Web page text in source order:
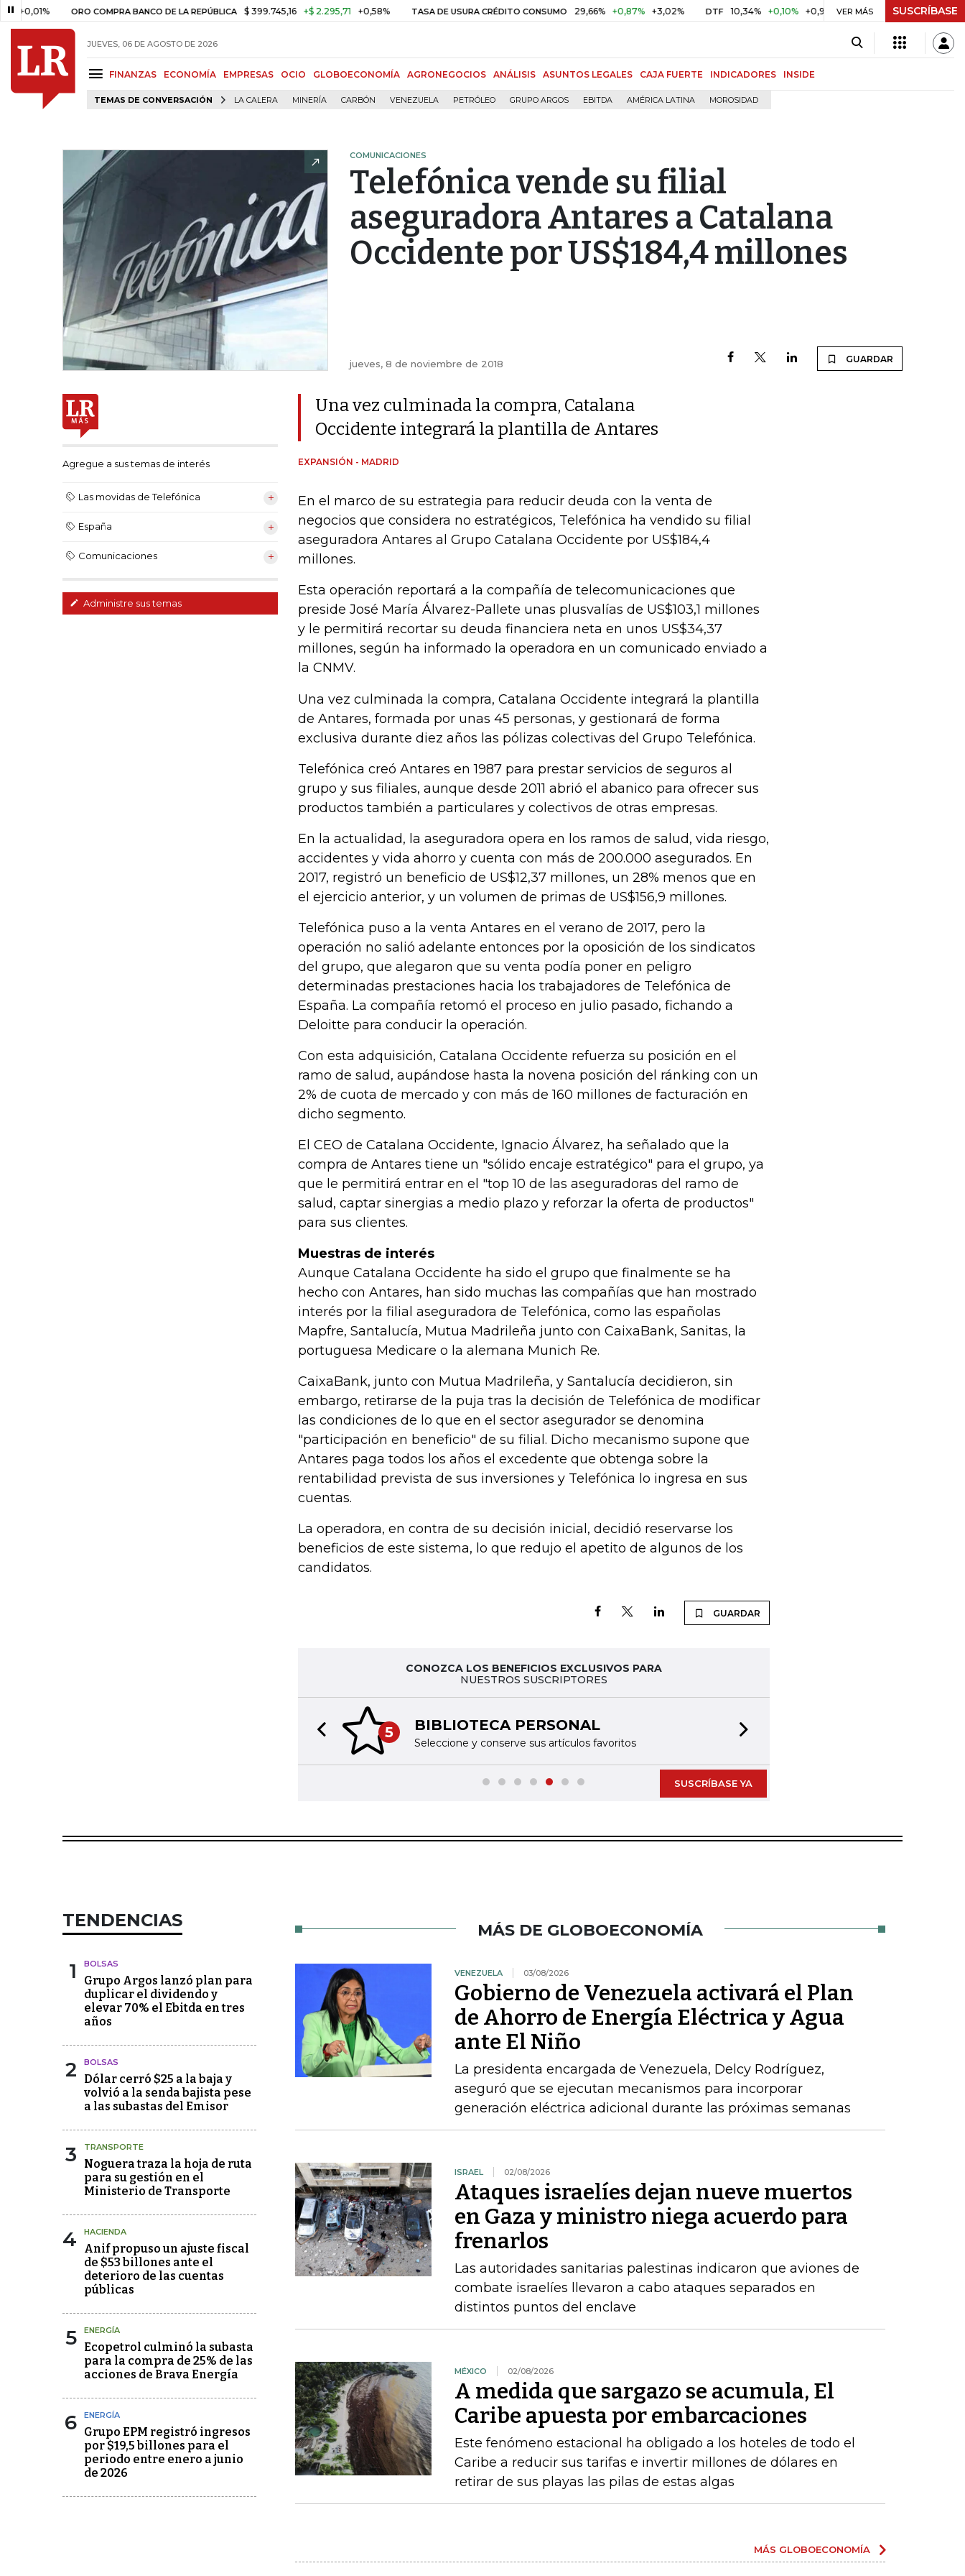
ORO COMPRA BANCO DE LA REPÚBLICA $ 399.745,16 +$ 2.295,71 +0,58% TASA DE USURA CRÉDITO CONSUMO 29,66% +0,87% +3,02% DTF 10,34% +0,10% +0,98% UVR $ 416,86 +$ 0,05 +0,01%
VER MÁS SUSCRÍBASE
JUEVES, 06 DE AGOSTO DE 2026
FINANZAS ECONOMÍA EMPRESAS OCIO GLOBOECONOMÍA AGRONEGOCIOS ANÁLISIS ASUNTOS LEGALES CAJA FUERTE INDICADORES INSIDE
TEMAS DE CONVERSACIÓN LA CALERA MINERÍA CARBÓN VENEZUELA PETRÓLEO GRUPO ARGOS EBITDA AMÉRICA LATINA MOROSIDAD
COMUNICACIONES
Telefónica vende su filial
aseguradora Antares a Catalana
Occidente por US$184,4 millones
jueves, 8 de noviembre de 2018 GUARDAR
Agregue a sus temas de interés
Las movidas de Telefónica
España
Comunicaciones
Administre sus temas
Una vez culminada la compra, Catalana
Occidente integrará la plantilla de Antares
EXPANSIÓN - MADRID
En el marco de su estrategia para reducir deuda con la venta de
negocios que considera no estratégicos, Telefónica ha vendido su filial
aseguradora Antares al Grupo Catalana Occidente por US$184,4
millones.
Esta operación reportará a la compañía de telecomunicaciones que
preside José María Álvarez-Pallete unas plusvalías de US$103,1 millones
y le permitirá recortar su deuda financiera neta en unos US$34,37
millones, según ha informado la operadora en un comunicado enviado a
la CNMV.
Una vez culminada la compra, Catalana Occidente integrará la plantilla
de Antares, formada por unas 45 personas, y gestionará de forma
exclusiva durante diez años las pólizas colectivas del Grupo Telefónica.
Telefónica creó Antares en 1987 para prestar servicios de seguros al
grupo y sus filiales, aunque desde 2011 abrió el abanico para ofrecer sus
productos también a particulares y colectivos de otras empresas.
En la actualidad, la aseguradora opera en los ramos de salud, vida riesgo,
accidentes y vida ahorro y cuenta con más de 200.000 asegurados. En
2017, registró un beneficio de US$12,37 millones, un 28% menos que en
el ejercicio anterior, y un volumen de primas de US$156,9 millones.
Telefónica puso a la venta Antares en el verano de 2017, pero la
operación no salió adelante entonces por la oposición de los sindicatos
del grupo, que alegaron que su venta podía poner en peligro
determinadas prestaciones hacia los trabajadores de Telefónica de
España. La compañía retomó el proceso en julio pasado, fichando a
Deloitte para conducir la operación.
Con esta adquisición, Catalana Occidente refuerza su posición en el
ramo de salud, aupándose hasta la novena posición del ránking con un
2% de cuota de mercado y con más de 160 millones de facturación en
dicho segmento.
El CEO de Catalana Occidente, Ignacio Álvarez, ha señalado que la
compra de Antares tiene un "sólido encaje estratégico" para el grupo, ya
que le permitirá entrar en el "top 10 de las aseguradoras del ramo de
salud, captar sinergias a medio plazo y reforzar la oferta de productos"
para sus clientes.
Muestras de interés
Aunque Catalana Occidente ha sido el grupo que finalmente se ha
hecho con Antares, han sido muchas las compañías que han mostrado
interés por la filial aseguradora de Telefónica, como las españolas
Mapfre, Santalucía, Mutua Madrileña junto con CaixaBank, Sanitas, la
portuguesa Medicare o la alemana Munich Re.
CaixaBank, junto con Mutua Madrileña, y Santalucía decidieron, sin
embargo, retirarse de la puja tras la decisión de Telefónica de modificar
las condiciones de lo que en el sector asegurador se denomina
"participación en beneficio" de su filial. Dicho mecanismo supone que
Antares paga todos los años el excedente que obtenga sobre la
rentabilidad prevista de sus inversiones y Telefónica lo ingresa en sus
cuentas.
La operadora, en contra de su decisión inicial, decidió reservarse los
beneficios de este sistema, lo que redujo el apetito de algunos de los
candidatos.
GUARDAR
CONOZCA LOS BENEFICIOS EXCLUSIVOS PARA
NUESTROS SUSCRIPTORES
5 BIBLIOTECA PERSONAL
Seleccione y conserve sus artículos favoritos
Previous slide
SUSCRÍBASE YA
TENDENCIAS
1 BOLSAS
Grupo Argos lanzó plan para
duplicar el dividendo y
elevar 70% el Ebitda en tres
años
2 BOLSAS
Dólar cerró $25 a la baja y
volvió a la senda bajista pese
a las subastas del Emisor
3 TRANSPORTE
Noguera traza la hoja de ruta
para su gestión en el
Ministerio de Transporte
4 HACIENDA
Anif propuso un ajuste fiscal
de $53 billones ante el
deterioro de las cuentas
públicas
5 ENERGÍA
Ecopetrol culminó la subasta
para la compra de 25% de las
acciones de Brava Energía
6 ENERGÍA
Grupo EPM registró ingresos
por $19,5 billones para el
periodo entre enero a junio
de 2026
MÁS DE GLOBOECONOMÍA
VENEZUELA 03/08/2026
Gobierno de Venezuela activará el Plan
de Ahorro de Energía Eléctrica y Agua
ante El Niño
La presidenta encargada de Venezuela, Delcy Rodríguez,
aseguró que se ejecutan mecanismos para incorporar
generación eléctrica adicional durante las próximas semanas
ISRAEL 02/08/2026
Ataques israelíes dejan nueve muertos
en Gaza y ministro niega acuerdo para
frenarlos
Las autoridades sanitarias palestinas indicaron que aviones de
combate israelíes llevaron a cabo ataques separados en
distintos puntos del enclave
MÉXICO 02/08/2026
A medida que sargazo se acumula, El
Caribe apuesta por embarcaciones
Este fenómeno estacional ha obligado a los hoteles de todo el
Caribe a reducir sus tarifas e invertir millones de dólares en
retirar de sus playas las pilas de estas algas
MÁS GLOBOECONOMÍA